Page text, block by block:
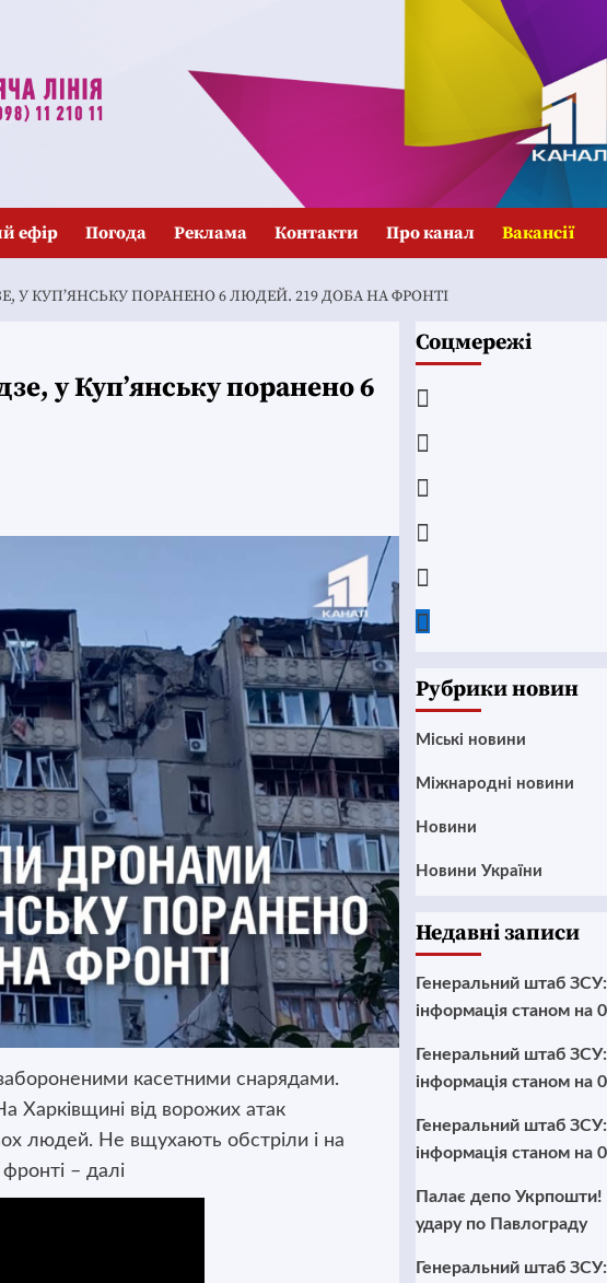
ефір Погода Реклама Контакти Про канал Вакансії
У КУП’ЯНСЬКУ ПОРАНЕНО 6 ЛЮДЕЙ. 219 ДОБА НА ФРОНТІ
у Куп’янську поранено 6
касетними снарядами.
Харківщині від ворожих атак
людей. Не вщухають обстріли і на
– далі
Соцмережі
Рубрики новин
Mіські новини
Міжнародні новини
Новини
Новини України
Недавні записи
Генеральний штаб
інформація станом на
Генеральний штаб
інформація станом на
Генеральний штаб
інформація станом на
Палає депо Укрпошти!
удару по Павлограду
Генеральний штаб